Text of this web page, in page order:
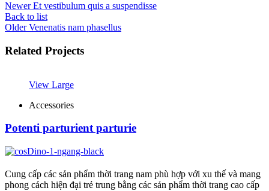
Newer Et vestibulum quis a suspendisse
Back to list
Older Venenatis nam phasellus
Related Projects
View Large
Accessories
Potenti parturient parturie
Cung cấp các sản phẩm thời trang nam phù hợp với xu thế và mang
phong cách hiện đại trẻ trung bằng các sản phẩm thời trang cao cấp